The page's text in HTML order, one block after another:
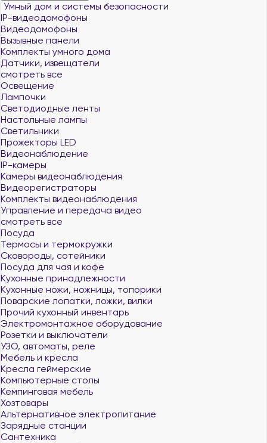
Умный дом и системы безопасности
IP-видеодомофоны
Видеодомофоны
Вызывные панели
Комплекты умного дома
Датчики, извещатели
смотреть все
Освещение
Лампочки
Светодиодные ленты
Настольные лампы
Светильники
Прожекторы LED
Видеонаблюдение
IP-камеры
Камеры видеонаблюдения
Видеорегистраторы
Комплекты видеонаблюдения
Управление и передача видео
смотреть все
Посуда
Термосы и термокружки
Сковороды, сотейники
Посуда для чая и кофе
Кухонные принадлежности
Кухонные ножи, ножницы, топорики
Поварские лопатки, ложки, вилки
Прочий кухонный инвентарь
Электромонтажное оборудование
Розетки и выключатели
УЗО, автоматы, реле
Мебель и кресла
Кресла геймерские
Компьютерные столы
Кемпинговая мебель
Хозтовары
Альтернативное электропитание
Зарядные станции
Сантехника